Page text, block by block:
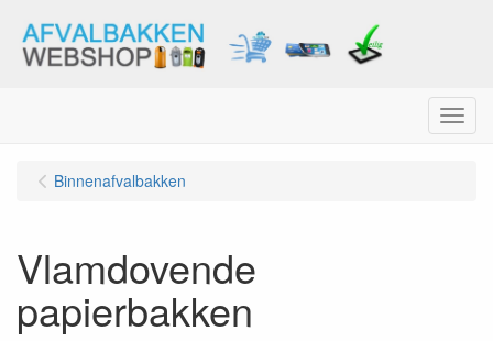
Menu
Binnenafvalbakken
Vlamdovende
papierbakken